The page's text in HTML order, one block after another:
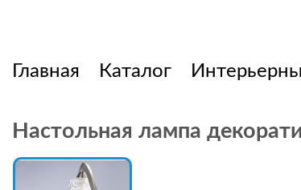
Главная Каталог
Настольная лампа